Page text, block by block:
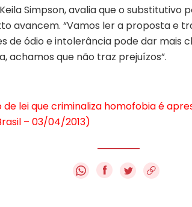
Simpson, avalia que o substitutivo
avancem. “Vamos ler a proposta e
de ódio e intolerância pode dar mais
achamos que não traz prejuízos”.
lei que criminaliza homofobia é
– 03/04/2013)
f